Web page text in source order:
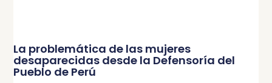
La problemática de las mujeres
desaparecidas desde la Defensoría del
Pueblo de Perú